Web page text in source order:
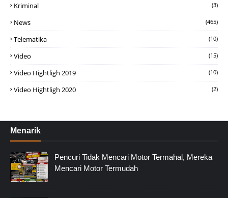
Kriminal (3)
News (465)
Telematika (10)
Video (15)
Video Hightligh 2019 (10)
Video Hightligh 2020 (2)
Menarik
Pencuri Tidak Mencari Motor Termahal, Mereka
Mencari Motor Termudah